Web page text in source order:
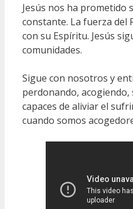
Jesús nos ha prometido
constante. La fuerza del
con su Espíritu. Jesús
comunidades.
Sigue con nosotros y
perdonando, acogiendo,
capaces de aliviar el
cuando somos